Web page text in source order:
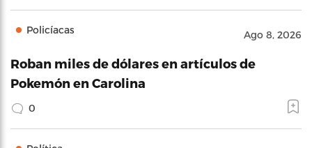
Policíacas Ago 8, 2026
Roban miles de dólares en artículos de
Pokemón en Carolina
0